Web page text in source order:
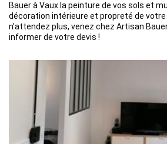
Bauer à Vaux la peinture de vos sols et
décoration intérieure et propreté de votre
n’attendez plus, venez chez Artisan
informer de votre devis !